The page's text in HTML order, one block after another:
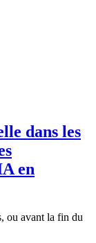
dans les
en
ou avant la fin du